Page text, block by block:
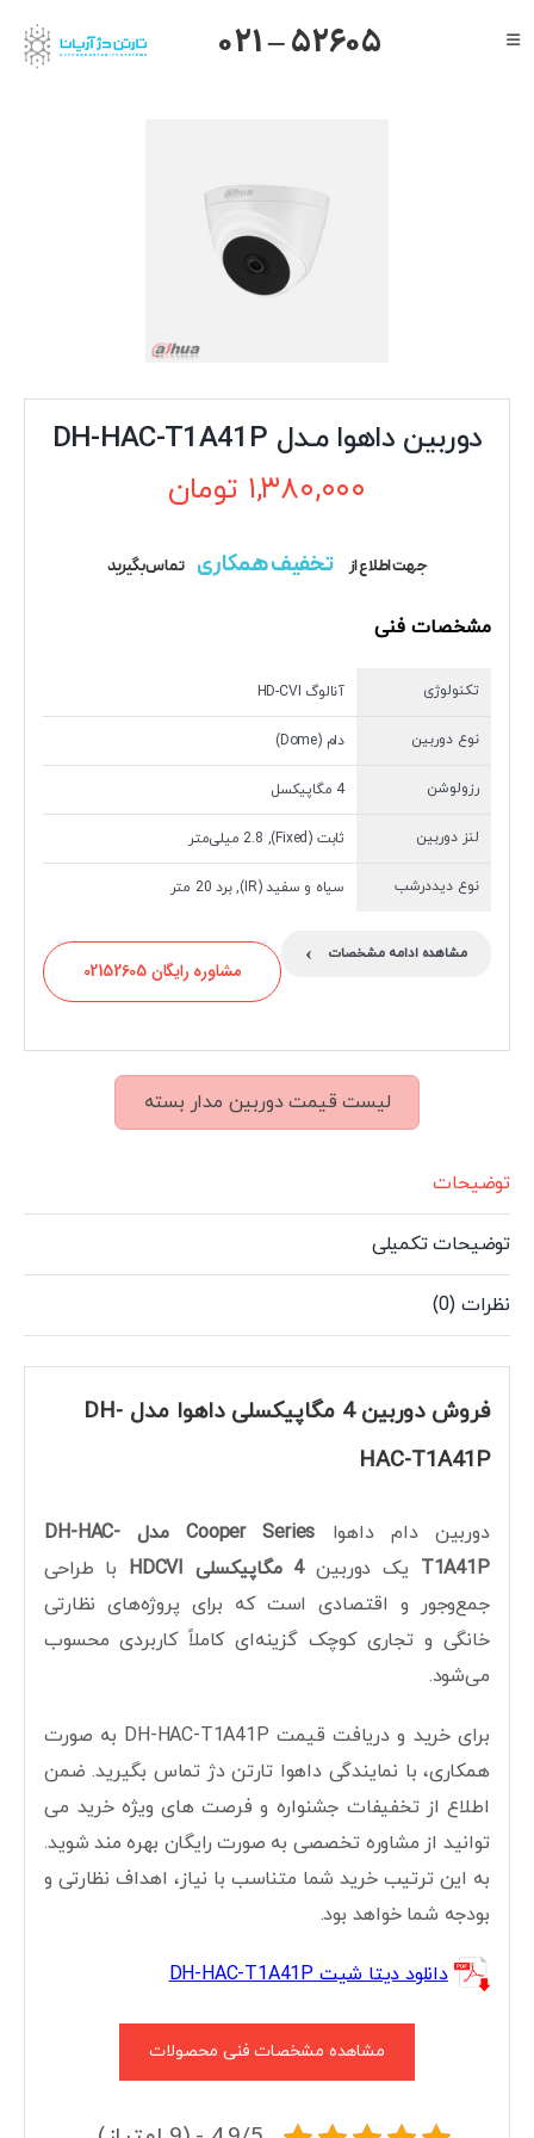
to
Toggle
درباره ما
021 – 52605
دوربین داهوا مـدل DH-HAC-T1A41P
۱,۳۸۰,۰۰۰ تومان
جهت اطلاع از تخفیف همکاری تماس بگیرید
مشخصات فنی
تکنولوژی آنالوگ HD-CVI
نوع دوربین دام (Dome)
رزولوشن 4 مگاپیکسل
لنز دوربین ثابت (Fixed), 2.8 میلی‌متر
نوع دیددرشب سیاه و سفید (IR), برد 20 متر
مشاهده ادامه مشخصات ›
مشاوره رایگان 02152605
لیست قیمت دوربین مدار بسته
توضیحات
توضیحات تکمیلی
نظرات (0)
فروش دوربین 4 مگاپیکسلی داهوا مدل DH-
HAC-T1A41P
دوربین دام داهوا
Cooper Series مدل DH-HAC-
T1A41P یک دوربین4 مگاپیکسلی HDCVI
با طراحی
جمع‌وجور و اقتصادی است که برای پروژه‌های نظارتی
خانگی و تجاری کوچک گزینه‌ای کاملاً کاربردی محسوب
می‌شود.
برای خرید و دریافت قیمت DH-HAC-T1A41P به صورت
همکاری، با نمایندگی داهوا تارتن دژ تماس بگیرید. ضمن
اطلاع از تخفیفات جشنواره و فرصت های ویژه خرید می
توانید از مشاوره تخصصی به صورت رایگان بهره مند شوید.
به این ترتیب خرید شما متناسب با نیاز، اهداف نظارتی و
بودجه شما خواهد بود.
دانلود دیتا شیت DH-HAC-T1A41P
مشاهده مشخصات فنی محصولات